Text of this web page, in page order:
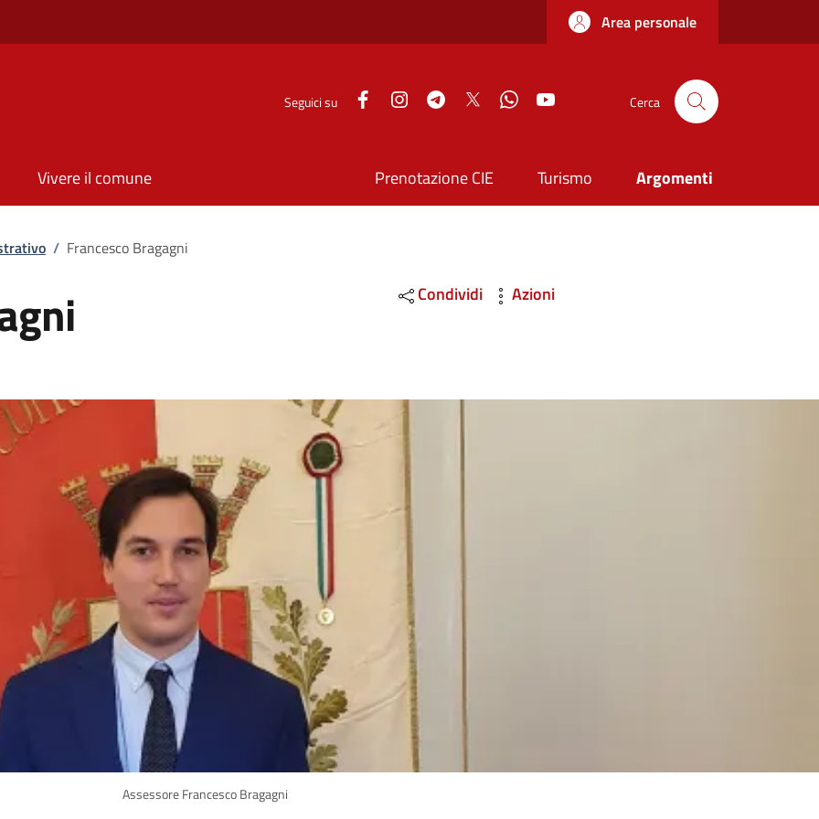
Area personale
Seguici su FacebookInstagramTelegramTwitter WhatsApp Cerca
Vivere il comune Prenotazione CIE Turismo Argomenti
/ Francesco Bragagni
Condividi Azioni
Assessore Francesco Bragagni